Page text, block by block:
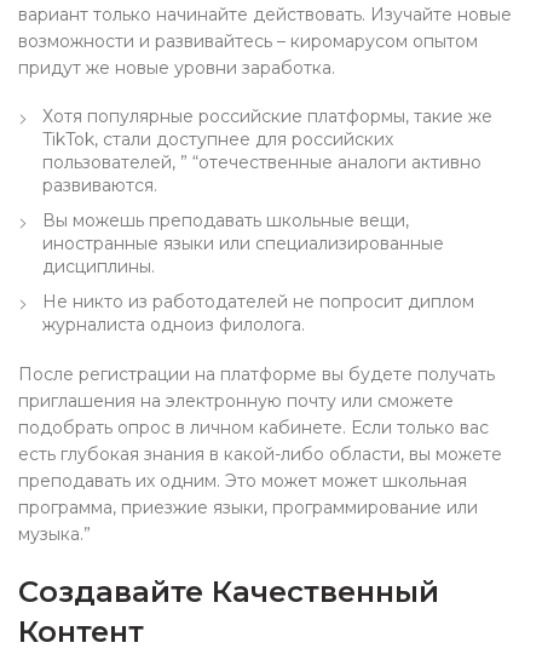
вариант только начинайте действовать. Изучайте новые
возможности и развивайтесь – киромарусом опытом
придут же новые уровни заработка.
Хотя популярные российские платформы, такие же
TikTok, стали доступнее для российских
пользователей, ” “отечественные аналоги активно
развиваются.
Вы можешь преподавать школьные вещи,
иностранные языки или специализированные
дисциплины.
Не никто из работодателей не попросит диплом
журналиста одноиз филолога.
После регистрации на платформе вы будете получать
приглашения на электронную почту или cможете
подобрать опрос в личном кабинете. Если только вас
есть глубокая знания в какой-либо области, вы можете
преподавать их одним. Это может может школьная
программа, приезжие языки, программирование или
музыка.”
Создавайте Качественный
Контент